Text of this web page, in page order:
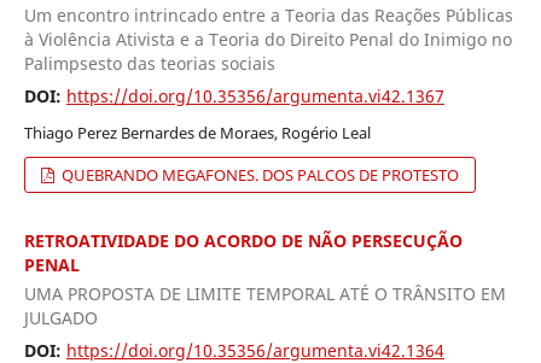
Um encontro intrincado entre a Teoria das Reações Públicas
à Violência Ativista e a Teoria do Direito Penal do Inimigo no
Palimpsesto das teorias sociais
DOI: https://doi.org/10.35356/argumenta.vi42.1367
Thiago Perez Bernardes de Moraes, Rogério Leal
QUEBRANDO MEGAFONES. DOS PALCOS DE PROTESTO
RETROATIVIDADE DO ACORDO DE NÃO PERSECUÇÃO
PENAL
UMA PROPOSTA DE LIMITE TEMPORAL ATÉ O TRÂNSITO EM
JULGADO
DOI: https://doi.org/10.35356/argumenta.vi42.1364